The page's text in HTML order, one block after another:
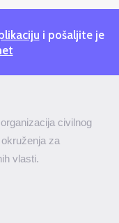
i pošaljite je
civilnog
za
vlasti.